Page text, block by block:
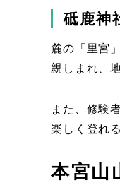
砥鹿神
麓の「里宮
親しまれ、
また、修験
楽しく登れ
本宮山